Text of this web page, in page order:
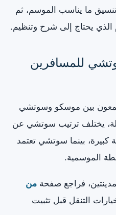
ما يناسب الموسم، ثم
يحتاج إلى شرح وتنظيم.
للمسافرين
بين موسكو وسوتشي
يختلف ترتيب سوتشي عن
كبيرة، بينما سوتشي تعتمد
الموسمية.
فراجع صفحة من
التنقل قبل تثبيت